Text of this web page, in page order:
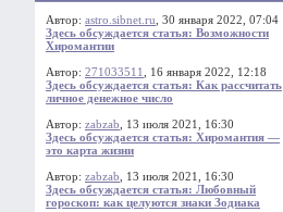
Автор: astro.sibnet.ru , 30 января 2022, 07:04
Здесь обсуждается статья: Возможности
Хиромантии
Автор: 271033511
, 16 января 2022, 12:18
Здесь обсуждается статья: Как рассчитать
личное денежное число
Автор: zabzab , 13 июля 2021, 16:30
Здесь обсуждается статья: Хиромантия —
это карта жизни
Автор: zabzab , 13 июля 2021, 16:30
Здесь обсуждается статья: Любовный
гороскоп: как целуются знаки Зодиака